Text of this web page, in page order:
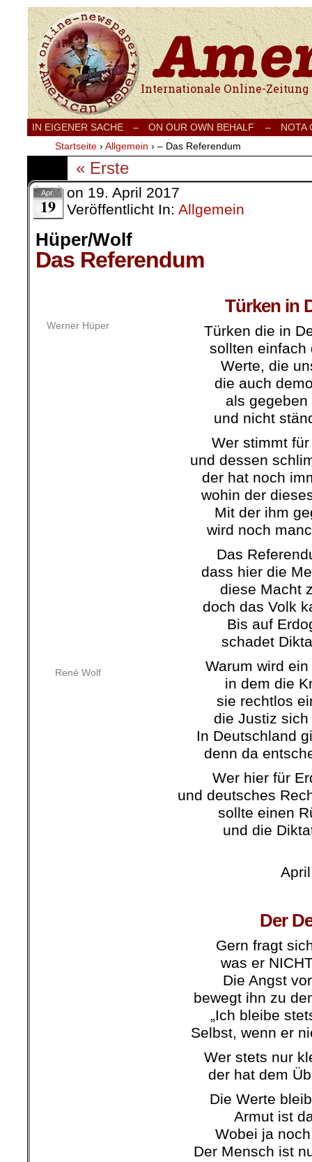
Internationale Onlinezeitung für Frieden,
IN EIGENER SACHE – ON OUR OWN BEHALF –
NOTA
Startseite › Allgemein › – Das Referendum
« Erste
Apr.
19
on 19. April 2017
Veröffentlicht In: Allgemein
Hüper/Wolf
Das Referendum
Werner Hüper
René Wolf
Türken in
Türken die in
sollten einfach
Werte, die
die auch
als
und nicht
Wer stimmt
und dessen
der hat noch
wohin der
Mit der ihm
wird noch
Das
dass hier die
diese Macht
doch das Volk
Bis auf
schadet
Warum wird
in dem die
sie rechtlos
die Justiz
In Deutschland
denn da
Wer hier für
und deutsches
sollte einen
und die
Der
Gern fragt
was er
Die Angst
bewegt ihn zu
„Ich bleibe
Selbst, wenn er
Wer stets nur
der hat dem
Die Werte
Armut ist
Wobei ja
Der Mensch ist